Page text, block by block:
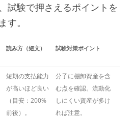
試験で押さえるポイントを
す。
読み方（短文） 試験対策ポイント
短期の支払能力
が高いほど良い
（目安：200%
前後）。
分子に棚卸資産を含
む点を確認。流動化
しにくい資産が多け
れば注意。